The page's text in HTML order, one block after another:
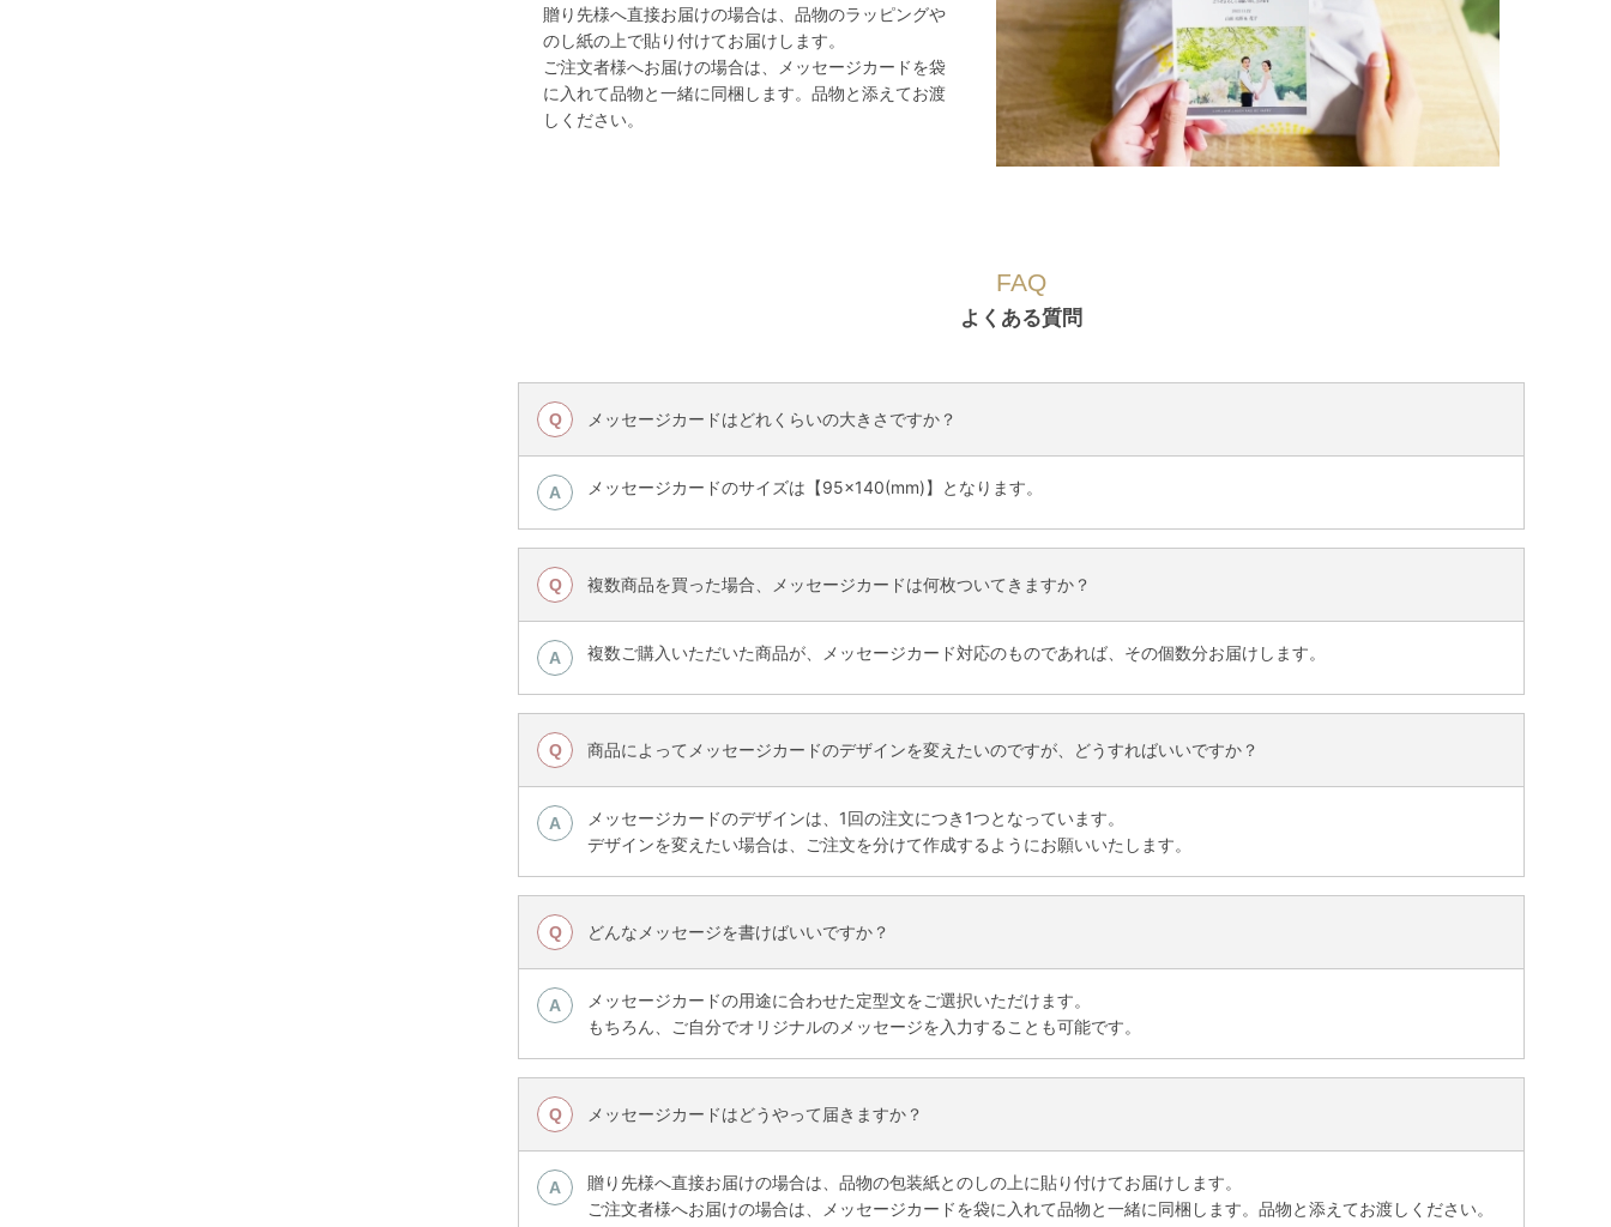
贈り先様へ直接お届けの場合は、品物のラッピングや
のし紙の上で貼り付けてお届けします。
ご注文者様へお届けの場合は、メッセージカードを袋
に入れて品物と一緒に同梱します。品物と添えてお渡
しください。
FAQ
よくある質問
Q メッセージカードはどれくらいの大きさですか？
A メッセージカードのサイズは【95×140(mm)】となります。
Q 複数商品を買った場合、メッセージカードは何枚ついてきますか？
A 複数ご購入いただいた商品が、メッセージカード対応のものであれば、その個数分お届けします。
Q 商品によってメッセージカードのデザインを変えたいのですが、どうすればいいですか？
A
メッセージカードのデザインは、1回の注文につき1つとなっています。
デザインを変えたい場合は、ご注文を分けて作成するようにお願いいたします。
Q どんなメッセージを書けばいいですか？
A
メッセージカードの用途に合わせた定型文をご選択いただけます。
もちろん、ご自分でオリジナルのメッセージを入力することも可能です。
Q メッセージカードはどうやって届きますか？
A
贈り先様へ直接お届けの場合は、品物の包装紙とのしの上に貼り付けてお届けします。
ご注文者様へお届けの場合は、メッセージカードを袋に入れて品物と一緒に同梱します。品物と添えてお渡しください。